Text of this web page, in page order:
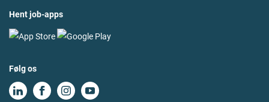
Hent job-apps
Følg os